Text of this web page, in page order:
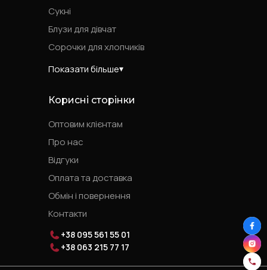
Сукні
Блузи для дівчат
Сорочки для хлопчиків
Показати більше
Корисні сторінки
Оптовим клієнтам
Про нас
Відгуки
Оплата та доставка
Обмін і повернення
Контакти
+38 095 561 55 01
+38 063 215 77 17